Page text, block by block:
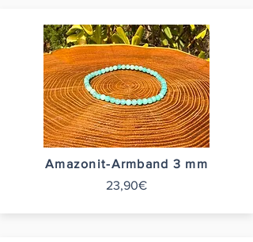
Amazonit-Armband 3 mm
23,90€